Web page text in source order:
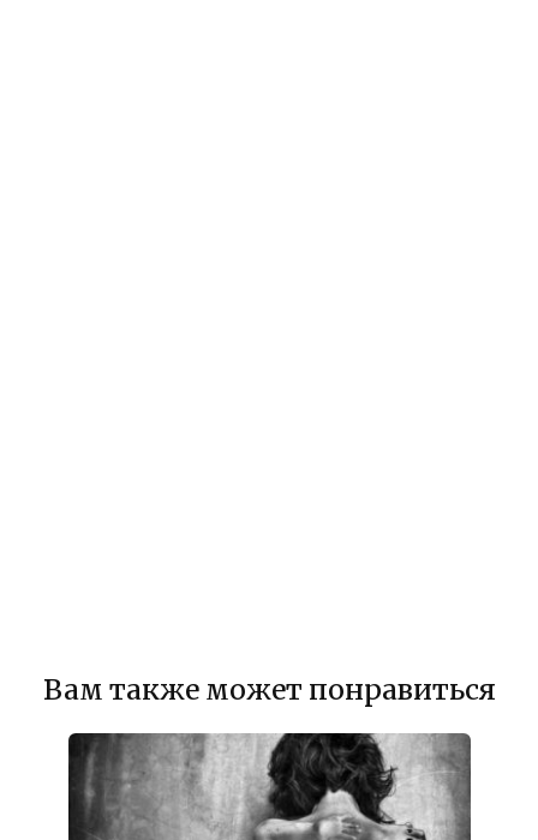
Вам также может понравиться